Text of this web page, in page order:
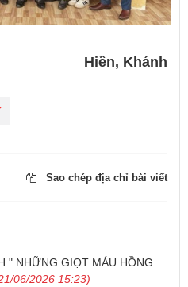
Hiền, Khánh
Sao chép địa chỉ bài viết
" NHỮNG GIỌT MÁU HỒNG
06/2026 15:23)